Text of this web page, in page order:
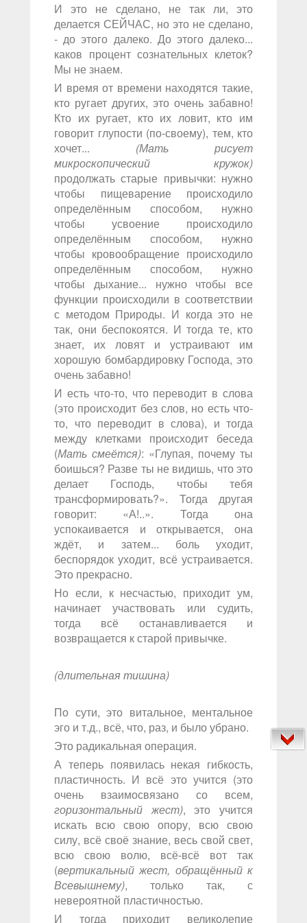
И это не сделано, не так ли, это
делается СЕЙЧАС, но это не сделано,
- до этого далеко. До этого далеко...
каков процент сознательных клеток?
Мы не знаем.
И время от времени находятся такие,
кто ругает других, это очень забавно!
Кто их ругает, кто их ловит, кто им
говорит глупости (по-своему), тем, кто
хочет... (Мать рисует
микроскопический кружок)
продолжать старые привычки: нужно
чтобы пищеварение происходило
определённым способом, нужно
чтобы усвоение происходило
определённым способом, нужно
чтобы кровообращение происходило
определённым способом, нужно
чтобы дыхание... нужно чтобы все
функции происходили в соответствии
с методом Природы. И когда это не
так, они беспокоятся. И тогда те, кто
знает, их ловят и устраивают им
хорошую бомбардировку Господа, это
очень забавно!
И есть что-то, что переводит в слова
(это происходит без слов, но есть что-
то, что переводит в слова), и тогда
между клетками происходит беседа
(Мать смеётся): «Глупая, почему ты
боишься? Разве ты не видишь, что это
делает Господь, чтобы тебя
трансформировать?». Тогда другая
говорит: «А!..». Тогда она
успокаивается и открывается, она
ждёт, и затем... боль уходит,
беспорядок уходит, всё устраивается.
Это прекрасно.
Но если, к несчастью, приходит ум,
начинает участвовать или судить,
тогда всё останавливается и
возвращается к старой привычке.
(длительная тишина)
По сути, это витальное, ментальное
эго и т.д., всё, что, раз, и было убрано.
Это радикальная операция.
А теперь появилась некая гибкость,
пластичность. И всё это учится (это
очень взаимосвязано со всем,
горизонтальный жест), это учится
искать всю свою опору, всю свою
силу, всё своё знание, весь свой свет,
всю свою волю, всё-всё вот так
(вертикальный жест, обращённый к
Всевышнему), только так, с
невероятной пластичностью.
И тогда приходит великолепие